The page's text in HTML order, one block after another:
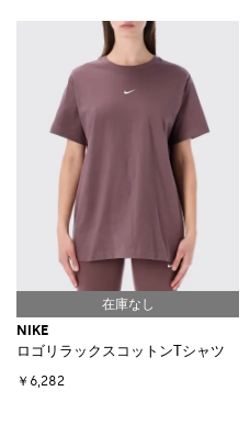
NIKE
ロゴリラックスコットンTシャツ
￥6,282